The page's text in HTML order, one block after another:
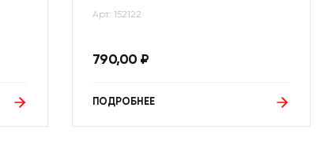
Арт: 152122
790,00 ₽
ПОДРОБНЕЕ